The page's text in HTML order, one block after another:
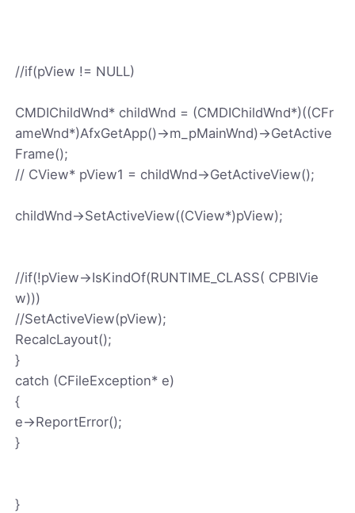
//if(pView != NULL)
CMDIChildWnd* childWnd = (CMDIChildWnd*)((CFr
ameWnd*)AfxGetApp()->m_pMainWnd)->GetActive
Frame();
// CView* pView1 = childWnd->GetActiveView();
childWnd->SetActiveView((CView*)pView);
//if(!pView->IsKindOf(RUNTIME_CLASS( CPBIVie
w)))
//SetActiveView(pView);
RecalcLayout();
}
catch (CFileException* e)
{
e->ReportError();
}
}